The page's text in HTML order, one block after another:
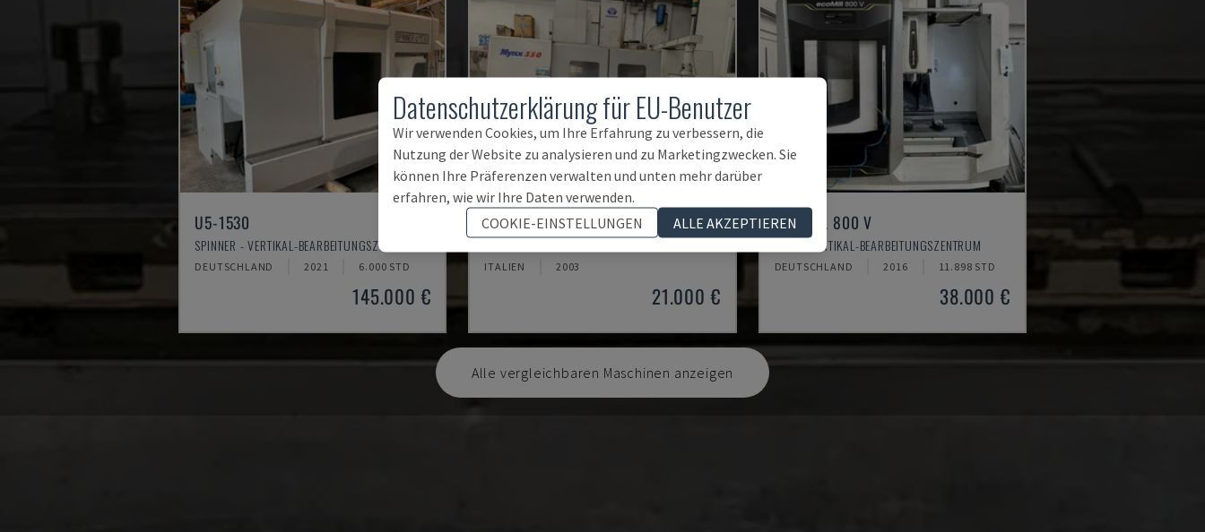
U5-1530
SPINNER - VERTIKAL-BEARBEITUNGSZENTRUM
DEUTSCHLAND 2021 6.000 STD
145.000 €
MYNX 550
ITALIEN 2003
21.000 €
ECOMILL 800 V
DMG - VERTIKAL-BEARBEITUNGSZENTRUM
DEUTSCHLAND 2016 11.898 STD
38.000 €
Alle vergleichbaren Maschinen anzeigen
Datenschutzerklärung für EU-Benutzer
Wir verwenden Cookies, um Ihre Erfahrung zu verbessern, die
Nutzung der Website zu analysieren und zu Marketingzwecken. Sie
können Ihre Präferenzen verwalten und unten mehr darüber
erfahren, wie wir Ihre Daten verwenden.
COOKIE-EINSTELLUNGEN
ALLE AKZEPTIEREN